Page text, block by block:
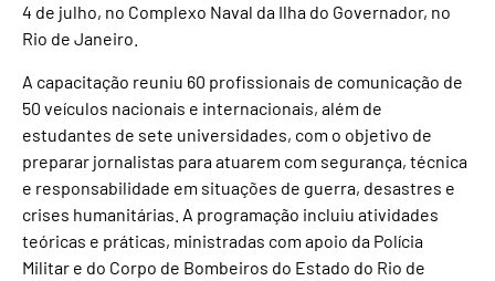
4 de julho, no Complexo Naval da Ilha do Governador, no
Rio de Janeiro.
A capacitação reuniu 60 profissionais de comunicação de
50 veículos nacionais e internacionais, além de
estudantes de sete universidades, com o objetivo de
preparar jornalistas para atuarem com segurança, técnica
e responsabilidade em situações de guerra, desastres e
crises humanitárias. A programação incluiu atividades
teóricas e práticas, ministradas com apoio da Polícia
Militar e do Corpo de Bombeiros do Estado do Rio de